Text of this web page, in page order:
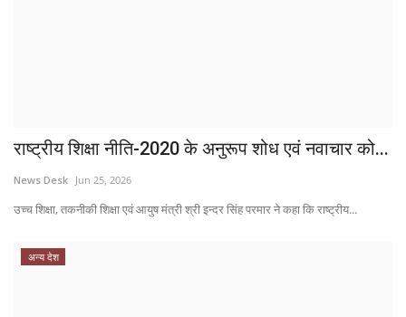
राष्ट्रीय शिक्षा नीति-2020 के अनुरूप शोध एवं नवाचार को...
News Desk Jun 25, 2026
उच्च शिक्षा, तकनीकी शिक्षा एवं आयुष मंत्री श्री इन्दर सिंह परमार ने कहा कि राष्ट्रीय...
अन्य देश